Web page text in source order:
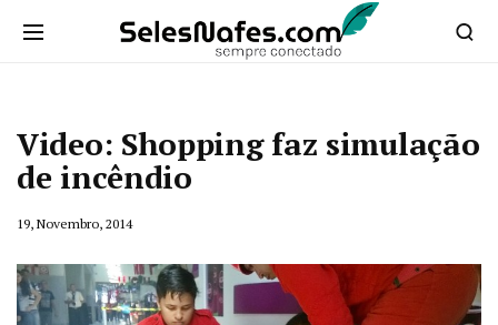
Video: Shopping faz simulação
de incêndio
19, Novembro, 2014